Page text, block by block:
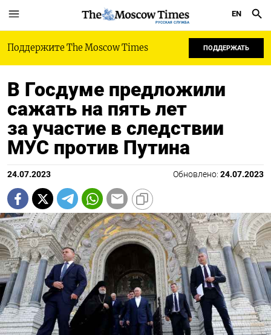
РУССКАЯ СЛУЖБА
EN
Поддержите The Moscow Times ПОДДЕРЖАТЬ
В Госдуме предложили
сажать на пять лет
за участие в следствии
МУС против Путина
24.07.2023 Обновлено: 24.07.2023